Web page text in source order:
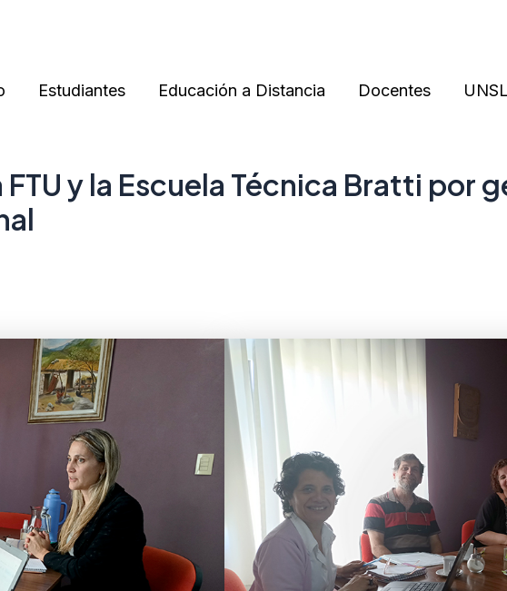
Estudiantes Educación a Distancia Docentes UNSL
y la Escuela Técnica Bratti por